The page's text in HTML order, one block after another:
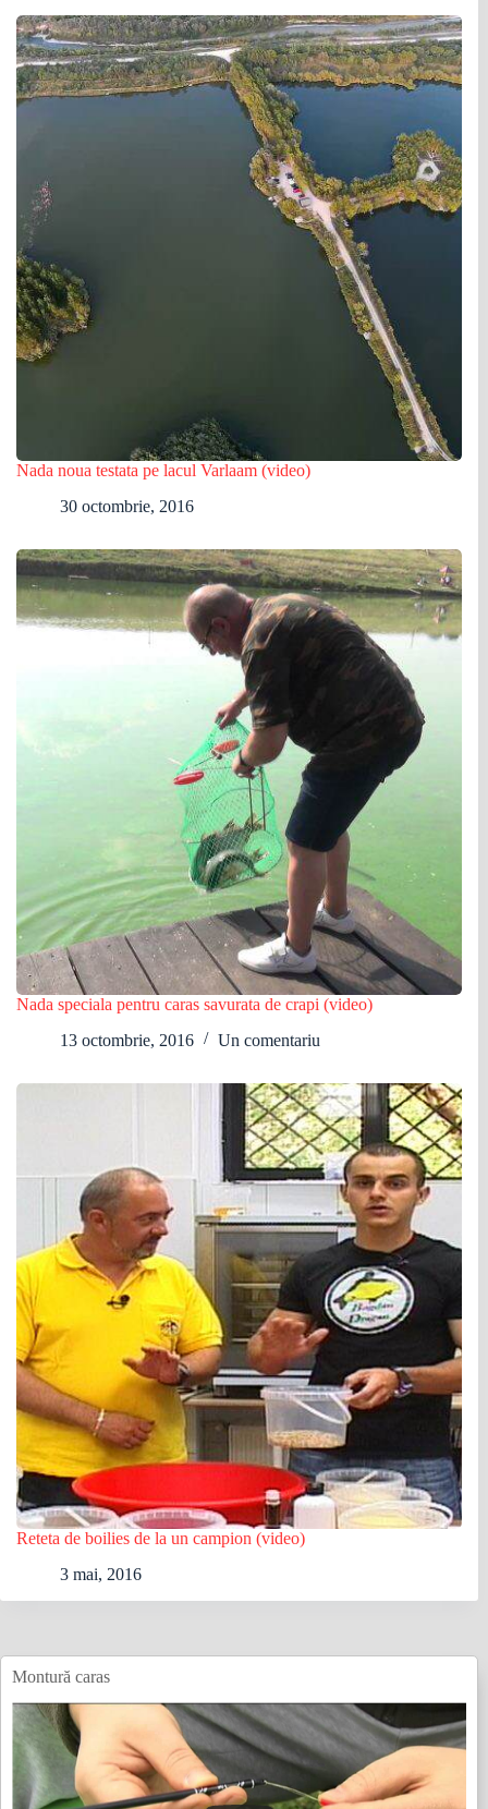
Nada noua testata pe lacul Varlaam (video)
30 octombrie, 2016
Nada speciala pentru caras savurata de crapi (video)
13 octombrie, 2016
Un comentariu
Reteta de boilies de la un campion (video)
3 mai, 2016
Montură caras